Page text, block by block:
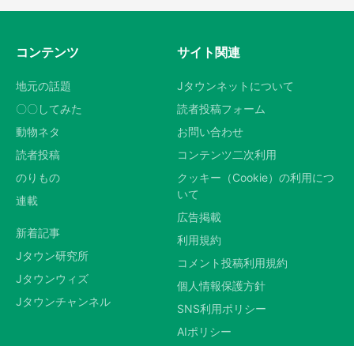
コンテンツ
地元の話題
〇〇してみた
動物ネタ
読者投稿
のりもの
連載
新着記事
Jタウン研究所
Jタウンウィズ
Jタウンチャンネル
サイト関連
Jタウンネットについて
読者投稿フォーム
お問い合わせ
コンテンツ二次利用
クッキー（Cookie）の利用につ
いて
広告掲載
利用規約
コメント投稿利用規約
個人情報保護方針
SNS利用ポリシー
AIポリシー